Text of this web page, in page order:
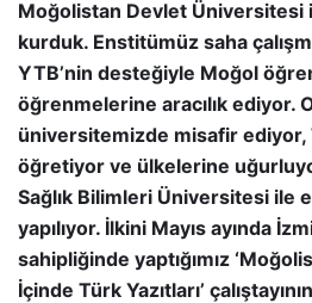
Moğolistan Devlet Üniversitesi
kurduk. Enstitümüz saha
YTB’nin desteğiyle Moğol
öğrenmelerine aracılık ediyor.
üniversitemizde misafir
öğretiyor ve ülkelerine
Sağlık Bilimleri Üniversitesi ile
yapılıyor. İlkini Mayıs ayında
sahipliğinde yaptığımız
İçinde Türk Yazıtları’